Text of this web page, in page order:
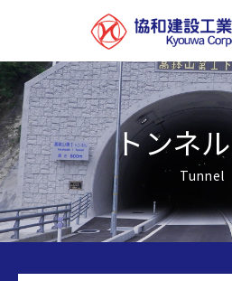
トンネ
Tunnel